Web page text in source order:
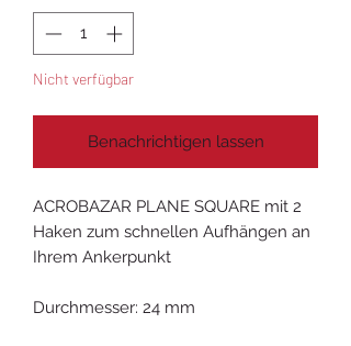
Nicht verfügbar
Benachrichtigen lassen
ACROBAZAR PLANE SQUARE mit 2
Haken zum schnellen Aufhängen an
Ihrem Ankerpunkt
Durchmesser: 24 mm